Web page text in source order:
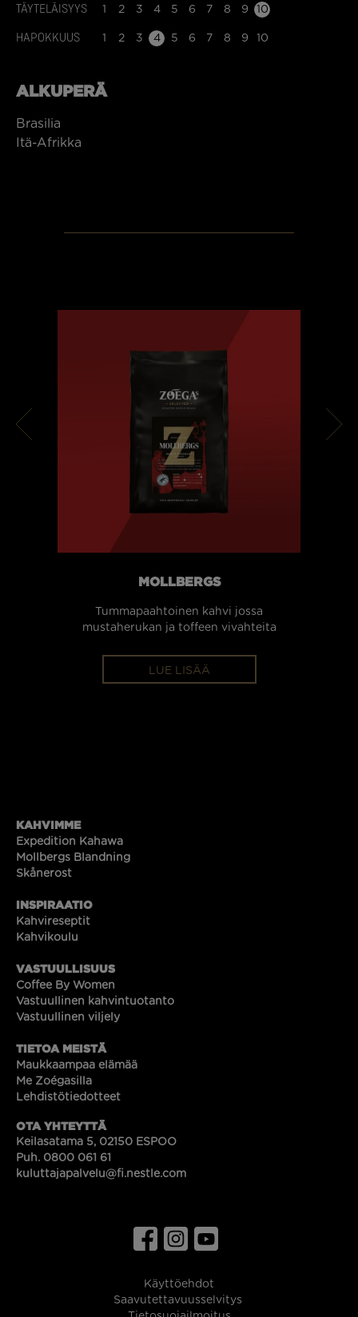
TÄYTELÄISYYS 1 2 3 4 5 6 7 8 9 10
HAPOKKUUS 1 2 3 4 5 6 7 8 9 10
ALKUPERÄ
Brasilia
Itä-Afrikka
MOLLBERGS
Tummapaahtoinen kahvi jossa
mustaherukan ja toffeen vivahteita
LUE LISÄÄ
KAHVIMME
Expedition Kahawa
Mollbergs Blandning
Skånerost
INSPIRAATIO
Kahvireseptit
Kahvikoulu
VASTUULLISUUS
Coffee By Women
Vastuullinen kahvintuotanto
Vastuullinen viljely
TIETOA MEISTÄ
Maukkaampaa elämää
Me Zoégasilla
Lehdistötiedotteet
OTA YHTEYTTÄ
Keilasatama 5, 02150 ESPOO
Puh. 0800 061 61
kuluttajapalvelu@fi.nestle.com
Käyttöehdot
Saavutettavuusselvitys